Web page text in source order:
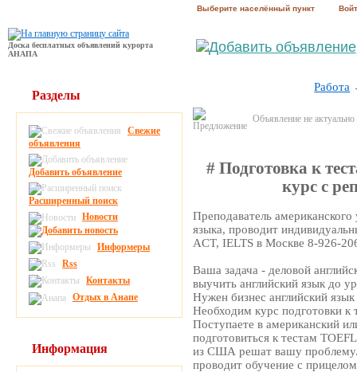
Выберите населённый пункт
Доска бесплатных объявлений курорта
АНАПА
Работа
Объявление не
# Подготовка к
курс с
Преподаватель американского
языка, проводит
ACT, IELTS в Москве 8-926-
Ваша задача - деловой
выучить английский язык до
Нужен бизнес английский
Необходим курс подготовки
Поступаете в американский
подготовиться к тестам
из США решат вашу проблему.
проводит обучение с
Разделы
Свежие
объявления
Добавить объявление
Расширенный поиск
Новости
Информеры
Rss
Контакты
Отдых в Анапе
Информация